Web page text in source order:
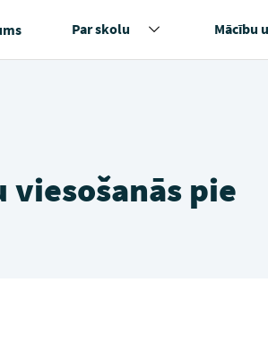
Par skolu Mācību
viesošanās pie